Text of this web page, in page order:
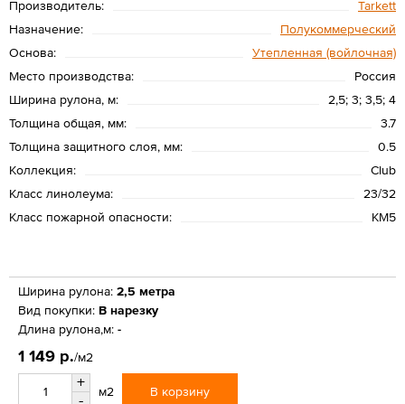
Производитель:
Tarkett
Назначение:
Полукоммерческий
Основа:
Утепленная (войлочная)
Место производства:
Россия
Ширина рулона, м:
2,5; 3; 3,5; 4
Толщина общая, мм:
3.7
Толщина защитного слоя, мм:
0.5
Коллекция:
Club
Класс линолеума:
23/32
Класс пожарной опасности:
КМ5
Ширина рулона: 2,5 метра
Вид покупки: В нарезку
Длина рулона,м: -
1 149 р./м2
+
-
м2 В корзину